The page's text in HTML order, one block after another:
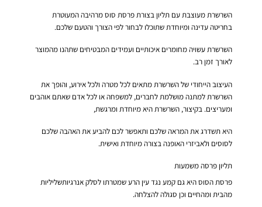
השרשרת מעוצבת עם תליון בצורת פרסת סוס מרהיבה המעוטרת
בחריטה עדינה ומיוחדת שתוכלו לבחור לפי הצורך והטעם שלכם.
השרשרת עשויה מחומרים איכותיים ועמידים המבטיחים שתהנו מהמוצר
לאורך זמן רב.
העיצוב הייחודי של השרשרת מתאים לכל מטרה ולכל אירוע, והופך את
השרשרת למתנה מושלמת לחברים, למשפחה או לכל אדם שאתם אוהבים
ומעריצים. בקיצור, השרשרת היא מיוחדת ומרגשת,
היא תשדרג את המראה שלכם ותאפשר לכם להביע את האהבה שלכם
לסוסים ולאביזרי האופנה בצורה מיוחדת ואישית.
תליון פרסה משמעות
פרסת הסוס היא גם קמע נגד עין הרע שמטרתו לסלק אנרגיותשליליות
מהבית ומהחיים וכן סגולה להצלחה.